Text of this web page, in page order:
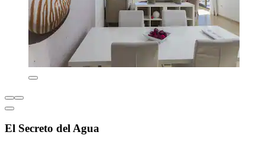
El Secreto del Agua